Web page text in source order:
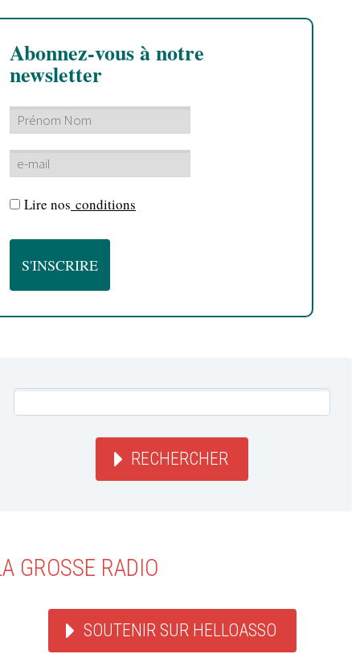
Abonnez-vous à notre
newsletter
Lire nos conditions
RECHERCHER
GROSSE RADIO
SOUTENIR SUR HELLOASSO